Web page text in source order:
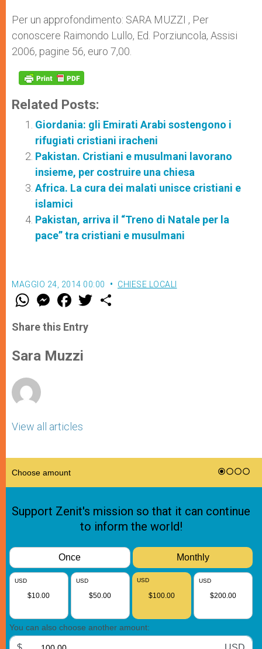
Per un approfondimento: SARA MUZZI , Per
conoscere Raimondo Lullo, Ed. Porziuncola, Assisi
2006, pagine 56, euro 7,00.
Related Posts:
Giordania: gli Emirati Arabi sostengono i
rifugiati cristiani iracheni
Pakistan. Cristiani e musulmani lavorano
insieme, per costruire una chiesa
Africa. La cura dei malati unisce cristiani e
islamici
Pakistan, arriva il “Treno di Natale per la
pace” tra cristiani e musulmani
MAGGIO 24, 2014 00:00 CHIESE LOCALI
W
t
s
p
p
M
e
s
e
g
e
F
a
e
b
o
k
w
Share this Entry
Sara Muzzi
View all articles